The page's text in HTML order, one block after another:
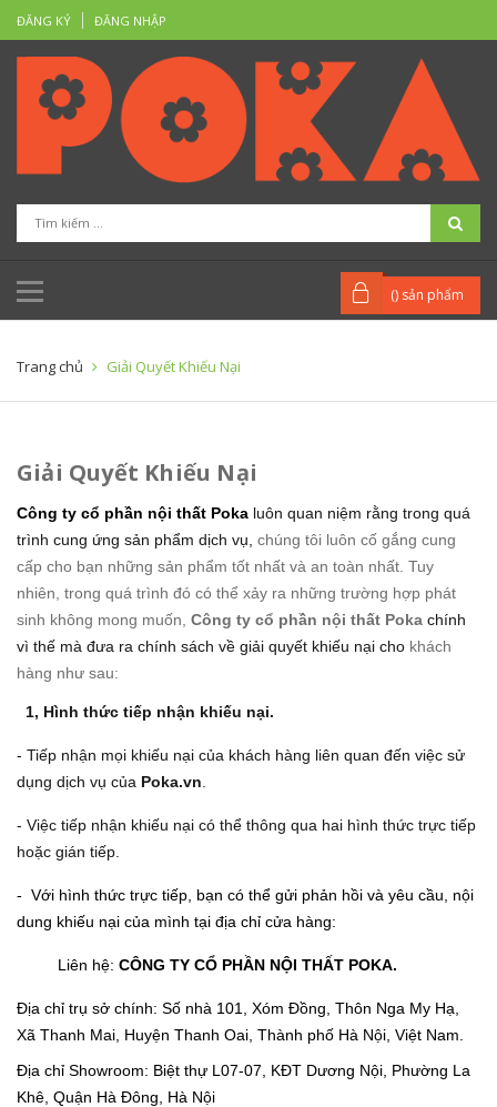
ĐĂNG KÝ ĐĂNG NHẬP
() sản phẩm
Trang chủ Giải Quyết Khiếu Nại
Giải Quyết Khiếu Nại
Công ty cổ phần nội thất Poka luôn quan niệm rằng trong quá
trình cung ứng sản phẩm dịch vụ, chúng tôi luôn cố gắng cung
cấp cho bạn những sản phẩm tốt nhất và an toàn nhất. Tuy
nhiên, trong quá trình đó có thể xảy ra những trường hợp phát
sinh không mong muốn, Công ty cổ phần nội thất Poka chính
vì thế mà đưa ra chính sách về giải quyết khiếu nại cho khách
hàng như sau:
1, Hình thức tiếp nhận khiếu nại.
- Tiếp nhận mọi khiếu nại của khách hàng liên quan đến việc sử
dụng dịch vụ của Poka.vn
- Việc tiếp nhận khiếu nại có thể thông qua hai hình thức trực tiếp
hoặc gián tiếp.
- Với hình thức trực tiếp, bạn có thể gửi phản hồi và yêu cầu, nội
dung khiếu nại của mình tại địa chỉ cửa hàng:
Liên hệ:CÔNG TY CỔ PHẦN NỘI THẤT POKA.
Địa chỉ trụ sở chính: Số nhà 101, Xóm Đồng, Thôn Nga My Hạ,
Xã Thanh Mai, Huyện Thanh Oai, Thành phố Hà Nội, Việt Nam.
Địa chỉ Showroom: Biệt thự L07-07, KĐT Dương Nội, Phường La
Khê, Quận Hà Đông, Hà Nội